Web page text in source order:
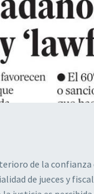
de la confianza
de jueces y